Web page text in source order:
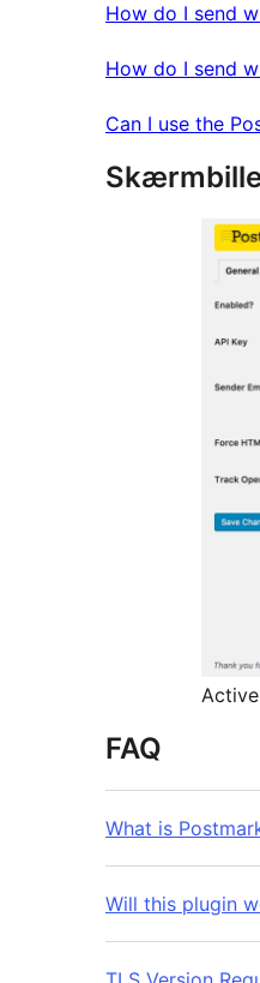
How do I send
How do I send
Can I use the
FAQ
What is
Will this plugin